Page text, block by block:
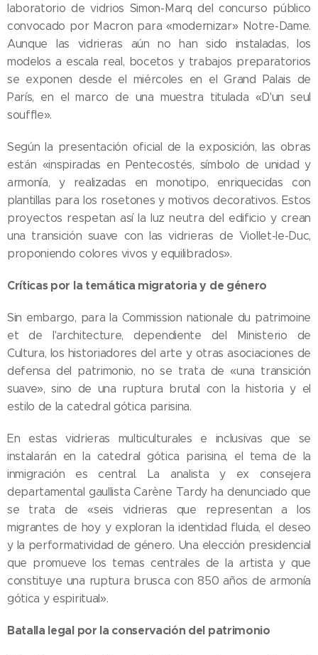
laboratorio de vidrios Simon-Marq del concurso público
convocado por Macron para «modernizar» Notre-Dame.
Aunque las vidrieras aún no han sido instaladas, los
modelos a escala real, bocetos y trabajos preparatorios
se exponen desde el miércoles en el Grand Palais de
París, en el marco de una muestra titulada «D'un seul
souffle».
Según la presentación oficial de la exposición, las obras
están «inspiradas en Pentecostés, símbolo de unidad y
armonía, y realizadas en monotipo, enriquecidas con
plantillas para los rosetones y motivos decorativos. Estos
proyectos respetan así la luz neutra del edificio y crean
una transición suave con las vidrieras de Viollet-le-Duc,
proponiendo colores vivos y equilibrados».
Críticas por la temática migratoria y de género
Sin embargo, para la Commission nationale du patrimoine
et de l'architecture, dependiente del Ministerio de
Cultura, los historiadores del arte y otras asociaciones de
defensa del patrimonio, no se trata de «una transición
suave», sino de una ruptura brutal con la historia y el
estilo de la catedral gótica parisina.
En estas vidrieras multiculturales e inclusivas que se
instalarán en la catedral gótica parisina, el tema de la
inmigración es central. La analista y ex consejera
departamental gaullista Carène Tardy ha denunciado que
se trata de «seis vidrieras que representan a los
migrantes de hoy y exploran la identidad fluida, el deseo
y la performatividad de género. Una elección presidencial
que promueve los temas centrales de la artista y que
constituye una ruptura brusca con 850 años de armonía
gótica y espiritual».
Batalla legal por la conservación del patrimonio